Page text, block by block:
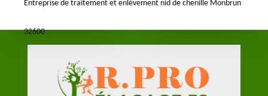
Entreprise de traitement et enlèvement nid de chenille Monbrun
32600